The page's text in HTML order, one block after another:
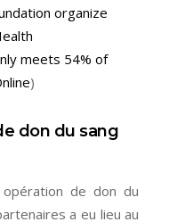
organize
meets 54% of
)
don du sang
de don du
a eu lieu au